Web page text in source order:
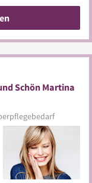
Schön Martina